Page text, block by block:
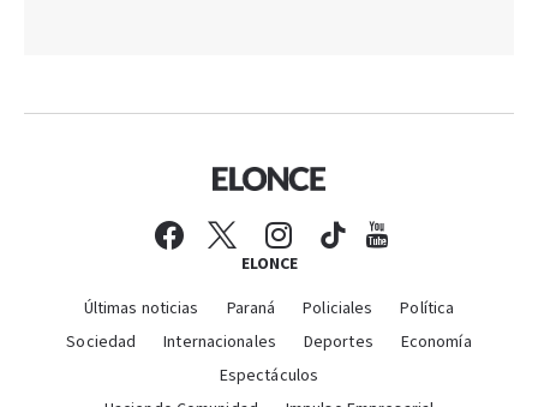
ELONCE
Últimas noticias Paraná Policiales
Política
Sociedad
Internacionales Deportes
Economía
Espectáculos